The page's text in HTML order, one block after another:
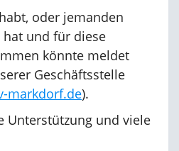
oder jemanden
hat und für diese
könnte meldet
Geschäftsstelle
markdorf.de).
Unterstützung und viele